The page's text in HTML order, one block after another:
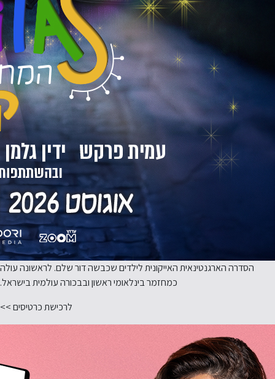
הסדרה הארגנטינאית האייקונית לילדים שכבשה דור שלם. לראשונה עולה
כמחזמר בינלאומי ראשון ובבכורה עולמית בישראל.
לרכישת כרטיסים >>